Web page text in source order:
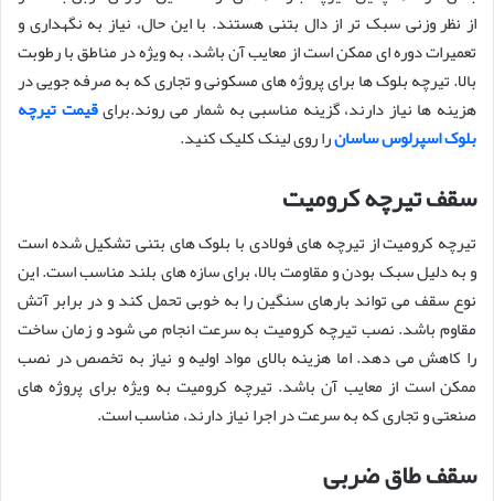
از نظر وزنی سبک تر از دال بتنی هستند. با این حال، نیاز به نگهداری و
تعمیرات دوره ای ممکن است از معایب آن باشد، به ویژه در مناطق با رطوبت
بالا. تیرچه بلوک ها برای پروژه های مسکونی و تجاری که به صرفه جویی در
هزینه ها نیاز دارند، گزینه مناسبی به شمار می روند.برایقیمت تیرچه
بلوک اسپرلوس ساسانرا روی لینک کلیک کنید.
سقف تیرچه کرومیت
تیرچه کرومیت از تیرچه های فولادی با بلوک های بتنی تشکیل شده است
و به دلیل سبک بودن و مقاومت بالا، برای سازه های بلند مناسب است. این
نوع سقف می تواند بارهای سنگین را به خوبی تحمل کند و در برابر آتش
مقاوم باشد. نصب تیرچه کرومیت به سرعت انجام می شود و زمان ساخت
را کاهش می دهد. اما هزینه بالای مواد اولیه و نیاز به تخصص در نصب
ممکن است از معایب آن باشد. تیرچه کرومیت به ویژه برای پروژه های
صنعتی و تجاری که به سرعت در اجرا نیاز دارند، مناسب است.
سقف طاق ضربی